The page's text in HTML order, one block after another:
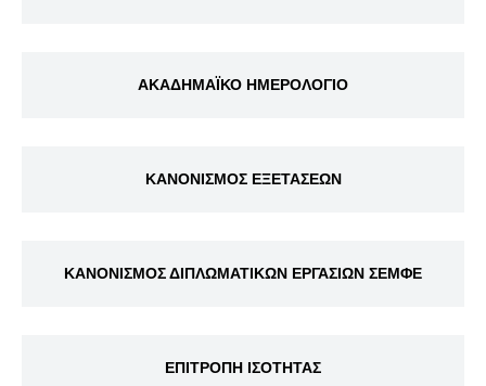
ΑΚΑΔΗΜΑΪΚΟ ΗΜΕΡΟΛΟΓΙΟ
ΚΑΝΟΝΙΣΜΟΣ ΕΞΕΤΑΣΕΩΝ
ΚΑΝΟΝΙΣΜΟΣ ΔΙΠΛΩΜΑΤΙΚΩΝ ΕΡΓΑΣΙΩΝ ΣΕΜΦΕ
ΕΠΙΤΡΟΠΗ ΙΣΟΤΗΤΑΣ